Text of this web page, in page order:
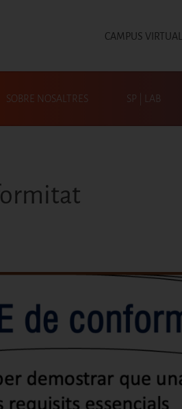
CAMPUS VIRTUAL
Cerca a
SOBRE NOSALTRES SP | LAB